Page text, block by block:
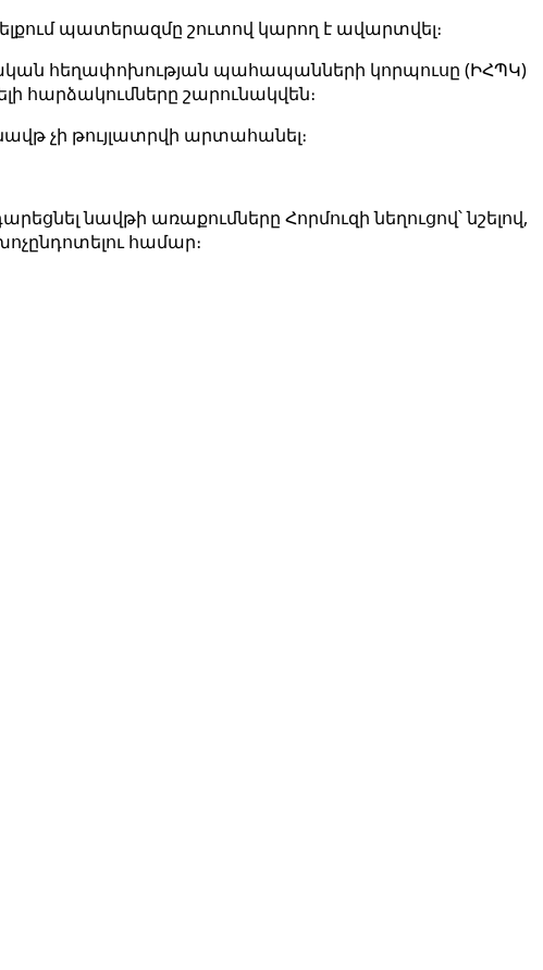
պատերազմը շուտով կարող է ավարտվել։
հեղափոխության պահապանների կորպուսը (ԻՀՊԿ)
հարձակումները շարունակվեն։
չի թույլատրվի արտահանել։
նավթի առաքումները Հորմուզի նեղուցով՝ նշելով,
համար։